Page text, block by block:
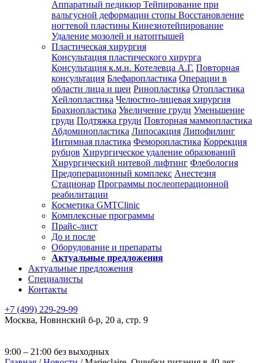
Аппаратный педикюр Тейпирование при
вальгусной деформации стопы Восстановление
ногтевой пластины Кинезиотейпирование
Удаление мозолей и натоптышей
Пластическая хирургия
Консультация пластического хирурга
Консультация к.м.н. Котелевца А.Г. Повторная
консультация Блефаропластика Операции в
области лица и шеи Ринопластика Отопластика
Хейлопластика Челюстно-лицевая хирургия
Брахиопластика Увеличение груди Уменьшение
груди Подтяжка груди Повторная маммопластика
Абдоминопластика Липосакция Липофилинг
Интимная пластика Феморопластика Коррекция
рубцов Хирургическое удаление образований
Хирургический нитевой лифтинг Флебология
Предоперационный комплекс Анестезия
Стационар Программы послеоперационной
реабилитации
Косметика GMTClinic
Комплексные программы
Прайс-лист
До и после
Оборудование и препараты
Актуальные предложения
Актуальные предложения
Специалисты
Контакты
+7 (499) 229-29-99
Москва, Новинский б-р, 20 а, стр. 9
9:00 – 21:00 без выходных